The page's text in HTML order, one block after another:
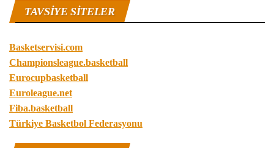
TAVSIYE SITELER
Basketservisi.com
Championsleague.basketball
Eurocupbasketball
Euroleague.net
Fiba.basketball
Türkiye Basketbol Federasyonu